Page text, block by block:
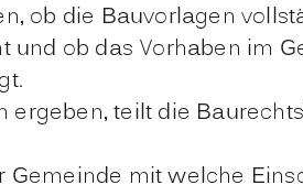
ob die Bauvorlagen
ob das Vorhaben im
teilt die
mit welche